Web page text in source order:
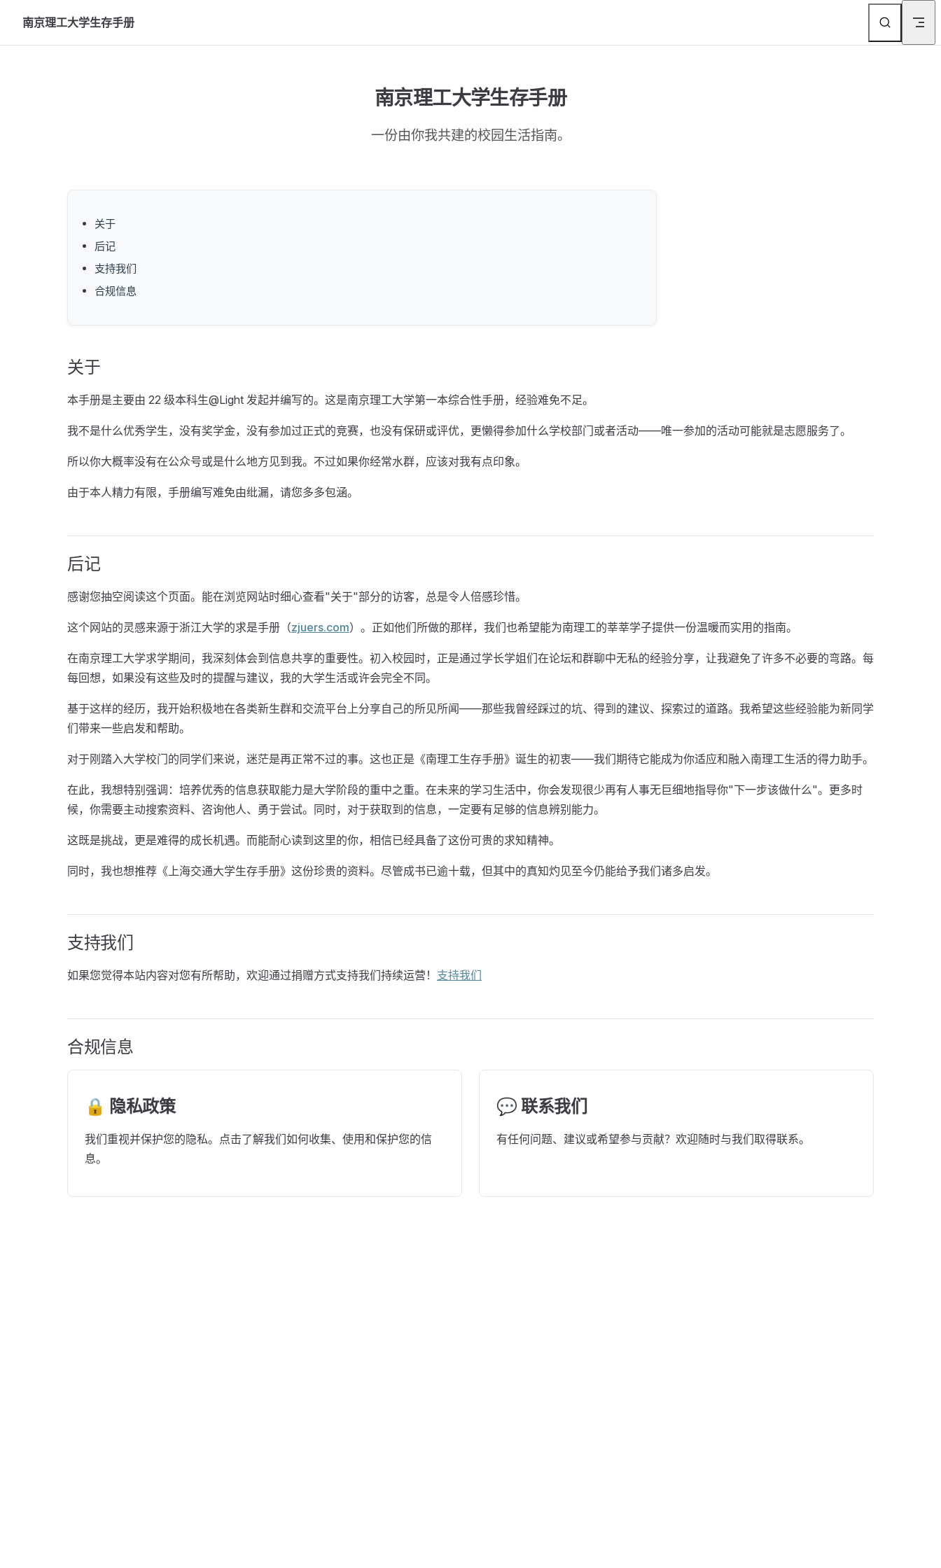
Skip to content
南京理工大学生存手册
南京理工大学生存手册
一份由你我共建的校园生活指南。
关于
后记
支持我们
合规信息
关于
本手册是主要由 22 级本科生@Light 发起并编写的。这是南京理工大学第一本综合性手册，经验难免不足。
我不是什么优秀学生，没有奖学金，没有参加过正式的竞赛，也没有保研或评优，更懒得参加什么学校部门或者活动——唯一参加的活动可能就是志愿服务了。
所以你大概率没有在公众号或是什么地方见到我。不过如果你经常水群，应该对我有点印象。
由于本人精力有限，手册编写难免由纰漏，请您多多包涵。
后记
感谢您抽空阅读这个页面。能在浏览网站时细心查看"关于"部分的访客，总是令人倍感珍惜。
这个网站的灵感来源于浙江大学的求是手册（zjuers.com）。正如他们所做的那样，我们也希望能为南理工的莘莘学子提供一份温暖而实用的指南。
在南京理工大学求学期间，我深刻体会到信息共享的重要性。初入校园时，正是通过学长学姐们在论坛和群聊中无私的经验分享，让我避免了许多不必要的弯路。每
每回想，如果没有这些及时的提醒与建议，我的大学生活或许会完全不同。
基于这样的经历，我开始积极地在各类新生群和交流平台上分享自己的所见所闻——那些我曾经踩过的坑、得到的建议、探索过的道路。我希望这些经验能为新同学
们带来一些启发和帮助。
对于刚踏入大学校门的同学们来说，迷茫是再正常不过的事。这也正是《南理工生存手册》诞生的初衷——我们期待它能成为你适应和融入南理工生活的得力助手。
在此，我想特别强调：培养优秀的信息获取能力是大学阶段的重中之重。在未来的学习生活中，你会发现很少再有人事无巨细地指导你"下一步该做什么"。更多时
候，你需要主动搜索资料、咨询他人、勇于尝试。同时，对于获取到的信息，一定要有足够的信息辨别能力。
这既是挑战，更是难得的成长机遇。而能耐心读到这里的你，相信已经具备了这份可贵的求知精神。
同时，我也想推荐《上海交通大学生存手册》这份珍贵的资料。尽管成书已逾十载，但其中的真知灼见至今仍能给予我们诸多启发。
支持我们
如果您觉得本站内容对您有所帮助，欢迎通过捐赠方式支持我们持续运营！ 支持我们
合规信息
🔒 隐私政策
我们重视并保护您的隐私。点击了解我们如何收集、使用和保护您的信
息。
💬 联系我们
有任何问题、建议或希望参与贡献？欢迎随时与我们取得联系。